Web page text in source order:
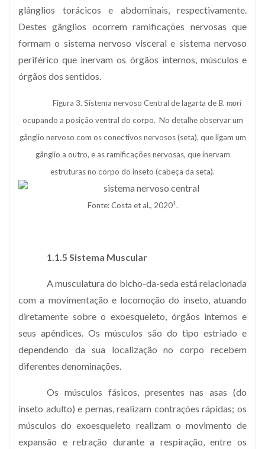
glânglios torácicos e abdominais, respectivamente.
Destes gânglios ocorrem ramificações nervosas que
formam o sistema nervoso visceral e sistema nervoso
periférico que inervam os órgãos internos, músculos e
órgãos dos sentidos.
Figura 3. Sistema nervoso Central de lagarta deB. mori
ocupando a posição ventral do corpo. No detalhe observar um
gânglio nervoso com os conectivos nervosos (seta), que ligam um
gânglio a outro, e as ramificações nervosas, que inervam
estruturas no corpo do inseto (cabeça da seta).
Fonte: Costa et al., 20201.
1.1.5 Sistema Muscular
A musculatura do bicho-da-seda está relacionada
com a movimentação e locomoção do inseto, atuando
diretamente sobre o exoesqueleto, órgãos internos e
seus apêndices. Os músculos são do tipo estriado e
dependendo da sua localização no corpo recebem
diferentes denominações.
Os músculos fásicos, presentes nas asas (do
inseto adulto) e pernas, realizam contrações rápidas; os
músculos do exoesqueleto realizam o movimento de
expansão e retração durante a respiração, entre os